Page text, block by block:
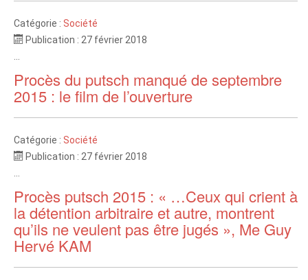
Catégorie : Société
Publication : 27 février 2018
Procès du putsch manqué de septembre
2015 : le film de l’ouverture
Catégorie : Société
Publication : 27 février 2018
Procès putsch 2015 : « …Ceux qui crient à
la détention arbitraire et autre, montrent
qu’ils ne veulent pas être jugés », Me Guy
Hervé KAM